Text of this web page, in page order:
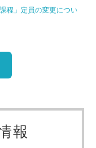
程」定員の変更につい
報